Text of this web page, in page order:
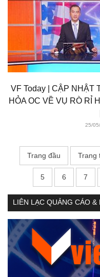
VF Today | CẬP NHẬT
HỎA OC VỀ VỤ RÒ RỈ
25/
Trang đầu Trang
5 6 7
LIÊN LẠC QUẢNG CÁO &